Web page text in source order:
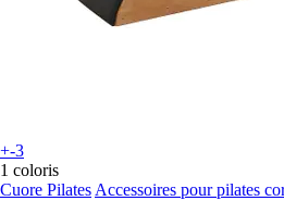
+-3
1 coloris
Cuore Pilates Accessoires pour pilates